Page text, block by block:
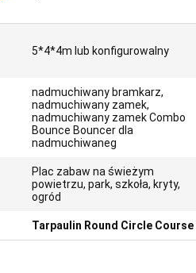
5*4*4m lub konfigurowalny
nadmuchiwany bramkarz,
nadmuchiwany zamek,
nadmuchiwany zamek Combo
Bounce Bouncer dla
nadmuchiwaneg
Plac zabaw na świeżym
powietrzu, park, szkoła, kryty,
ogród
Tarpaulin Round Circle